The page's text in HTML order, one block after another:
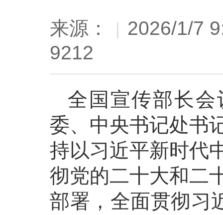
来源： | 2026/1/7
9212
全国宣传部长
委、中央书记处书
持以习近平新时代
彻党的二十大和二
部署，全面贯彻习